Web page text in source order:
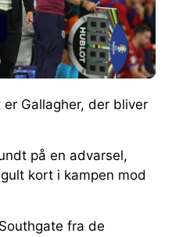
Gallagher, der bliver
på en advarsel,
kort i kampen mod
fra de